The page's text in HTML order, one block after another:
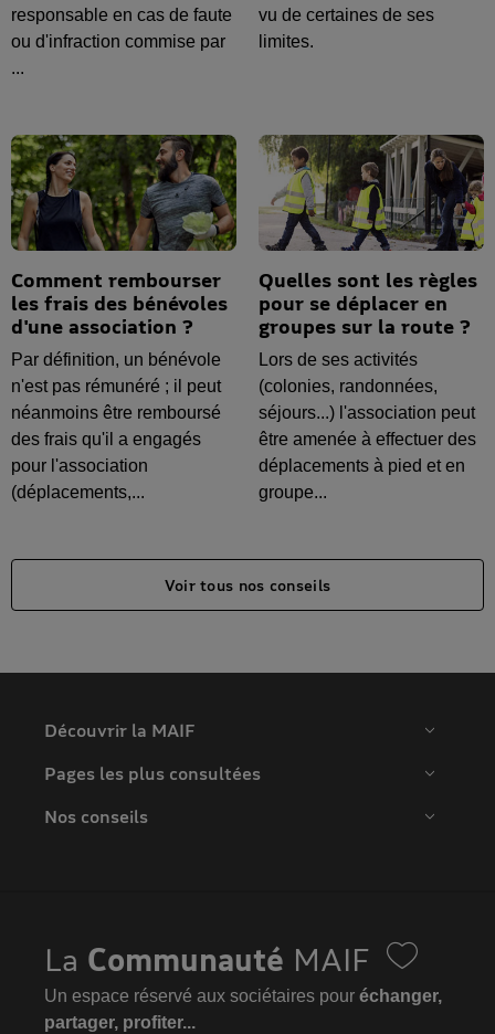
responsable en cas de faute
ou d'infraction commise par
...
vu de certaines de ses
limites.
Comment rembourser
les frais des bénévoles
d'une association ?
Par définition, un bénévole
n'est pas rémunéré ; il peut
néanmoins être remboursé
des frais qu'il a engagés
pour l'association
(déplacements,...
Quelles sont les règles
pour se déplacer en
groupes sur la route ?
Lors de ses activités
(colonies, randonnées,
séjours...) l'association peut
être amenée à effectuer des
déplacements à pied et en
groupe...
Voir tous nos conseils
Découvrir la MAIF
Pages les plus consultées
Nos conseils
La Communauté MAIF
Un espace réservé aux sociétaires pour échanger,
partager, profiter...